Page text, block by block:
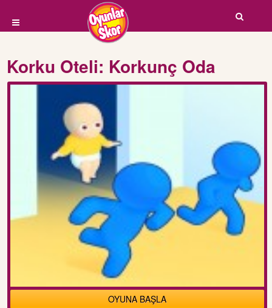
Korku Oteli: Korkunç Oda
OYUNA BAŞLA